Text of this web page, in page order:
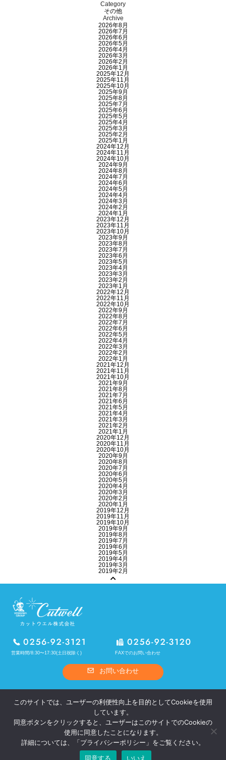
Category
その他
Archive
2026年8月
2026年7月
2026年6月
2026年5月
2026年4月
2026年3月
2026年2月
2026年1月
2025年12月
2025年11月
2025年10月
2025年9月
2025年8月
2025年7月
2025年6月
2025年5月
2025年4月
2025年3月
2025年2月
2025年1月
2024年12月
2024年11月
2024年10月
2024年9月
2024年8月
2024年7月
2024年6月
2024年5月
2024年4月
2024年3月
2024年2月
2024年1月
2023年12月
2023年11月
2023年10月
2023年9月
2023年8月
2023年7月
2023年6月
2023年5月
2023年4月
2023年3月
2023年2月
2023年1月
2022年12月
2022年11月
2022年10月
2022年9月
2022年8月
2022年7月
2022年6月
2022年5月
2022年4月
2022年3月
2022年2月
2022年1月
2021年12月
2021年11月
2021年10月
2021年9月
2021年8月
2021年7月
2021年6月
2021年5月
2021年4月
2021年3月
2021年2月
2021年1月
2020年12月
2020年11月
2020年10月
2020年9月
2020年8月
2020年7月
2020年6月
2020年5月
2020年4月
2020年3月
2020年2月
2020年1月
2019年12月
2019年11月
2019年10月
2019年9月
2019年8月
2019年7月
2019年6月
2019年5月
2019年4月
2019年3月
2019年2月
営業時間/8:30〜17:30(土日祝除く) FAXでのお問い合わせ
お問い合わせ
熱処理
OEM製品
設備概要
採用情報
お問い合わせ
プライバシーポリシー サイトポリシー
このサイトでは、ユーザーの利便性向上を目的としてCookieを使用
しています。
同意ボタンをクリックすると、ユーザーはこのサイトでのCookieの
使用に同意したことになります。
詳細については、「プライバシーポリシー 」をご覧ください。
同意する
いいえ